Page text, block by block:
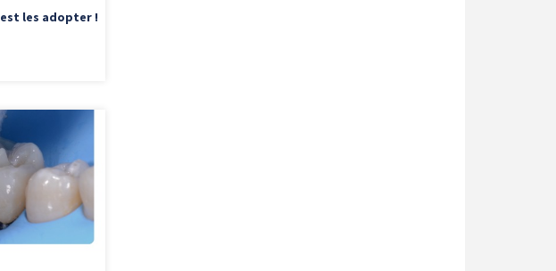
les adopter !